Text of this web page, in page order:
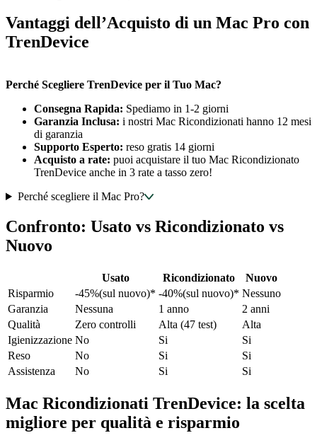
Vantaggi dell’Acquisto di un Mac Pro con
TrenDevice
Perché Scegliere TrenDevice per il Tuo Mac?
Consegna Rapida: Spediamo in 1-2 giorni
Garanzia Inclusa: i nostri Mac Ricondizionati hanno 12 mesi
di garanzia
Supporto Esperto: reso gratis 14 giorni
Acquisto a rate: puoi acquistare il tuo Mac Ricondizionato
TrenDevice anche in 3 rate a tasso zero!
Perché scegliere il Mac Pro?
Confronto: Usato vs Ricondizionato vs
Nuovo
Usato Ricondizionato
Nuovo
Risparmio
-45%(sul nuovo)* -40%(sul nuovo)* Nessuno
Garanzia
Nessuna 1 anno
2 anni
Qualità
Zero controlli Alta (47 test)
Alta
Igienizzazione No Si
Si
Reso
No Si
Si
Assistenza
No Si Si
Mac Ricondizionati TrenDevice: la scelta
migliore per qualità e risparmio